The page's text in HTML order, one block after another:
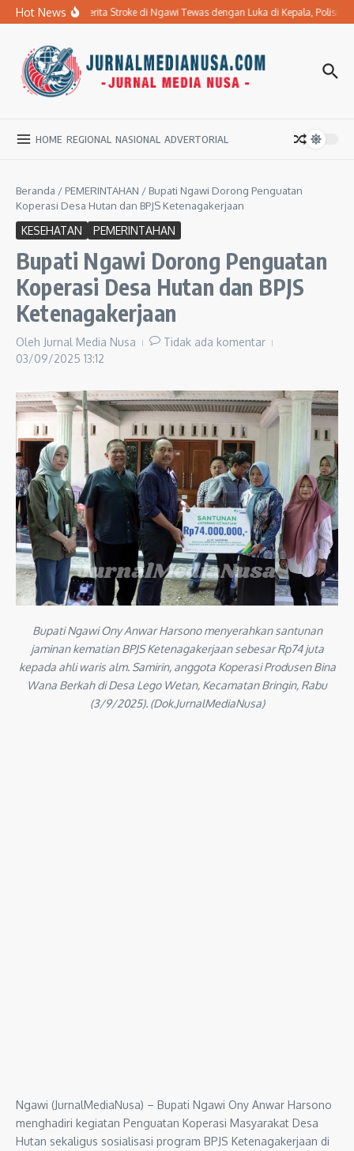
Lewati ke konten
Hot NewsIbu Penderita Stroke di Ngawi Tewas dengan Luka di Kepala, Polisi
HOME REGIONAL NASIONAL ADVERTORIAL
Beranda / PEMERINTAHAN / Bupati Ngawi Dorong Penguatan
Koperasi Desa Hutan dan BPJS Ketenagakerjaan
KESEHATAN PEMERINTAHAN
Bupati Ngawi Dorong Penguatan
Koperasi Desa Hutan dan BPJS
Ketenagakerjaan
Oleh Jurnal Media Nusa
Tidak ada komentar
03/09/2025 13:12
Bupati Ngawi Ony Anwar Harsono menyerahkan santunan
jaminan kematian BPJS Ketenagakerjaan sebesar Rp74 juta
kepada ahli waris alm. Samirin, anggota Koperasi Produsen Bina
Wana Berkah di Desa Lego Wetan, Kecamatan Bringin, Rabu
(3/9/2025). (Dok.JurnalMediaNusa)
Ngawi (JurnalMediaNusa) – Bupati Ngawi Ony Anwar Harsono
menghadiri kegiatan Penguatan Koperasi Masyarakat Desa
Hutan sekaligus sosialisasi program BPJS Ketenagakerjaan di